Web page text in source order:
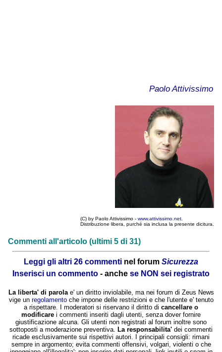
Paolo Attivissimo
(C) by Paolo Attivissimo - www.attivissimo.net
Distribuzione libera, purché sia inclusa la presente dicitura.
Commenti all'articolo (ultimi 5 di 31)
Leggi gli altri 26 commenti nel forum Sicurezza
Inserisci un commento - anche se NON sei registrato
La liberta' di parolae' un diritto inviolabile, ma nei forum di Zeus News
vige un regolamentoche impone delle restrizioni e che l'utente e' tenuto
a rispettare. I moderatori si riservano il diritto di cancellare o
modificare i commenti inseriti dagli utenti, senza dover fornire
giustificazione alcuna. Gli utenti non registrati al forum inoltre sono
sottoposti a moderazione preventiva. La responsabilita' dei commenti
ricade esclusivamente sui rispettivi autori. I principali consigli: rimani
sempre in argomento; evita commenti offensivi, volgari, violenti o che